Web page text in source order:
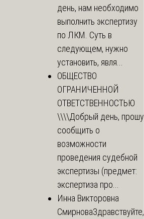
день, нам необходимо
выполнить экспертизу
по ЛКМ. Суть в
следующем, нужно
установить, явля...
ОБЩЕСТВО
ОГРАНИЧЕННОЙ
ОТВЕТСТВЕННОСТЬЮ
\\\\Добрый день, прошу
сообщить о
возможности
проведения судебной
экспертизы (предмет:
экспертиза про...
Инна Викторовна
СмирноваЗдравствуйте,